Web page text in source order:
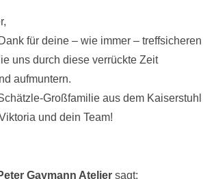
für deine – wie immer – treffsicheren
uns durch diese verrückte Zeit
aufmuntern.
Großfamilie aus dem Kaiserstuhl
und dein Team!
Gaymann Atelier sagt: